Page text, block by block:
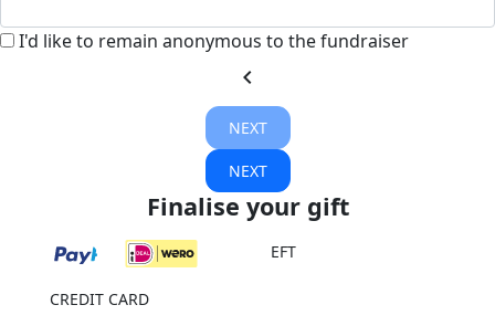
I'd like to remain anonymous to the fundraiser
chevron_left
NEXT
NEXT
Finalise your gift
EFT
CREDIT CARD